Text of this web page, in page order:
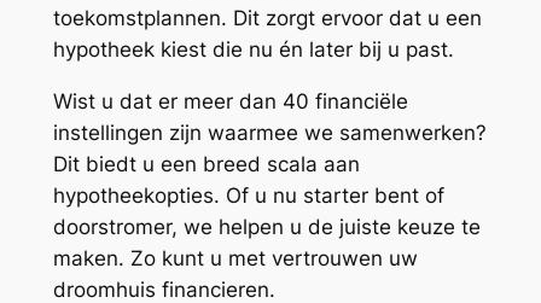
toekomstplannen. Dit zorgt ervoor dat u een
hypotheek kiest die nu én later bij u past.
Wist u dat er meer dan 40 financiële
instellingen zijn waarmee we samenwerken?
Dit biedt u een breed scala aan
hypotheekopties. Of u nu starter bent of
doorstromer, we helpen u de juiste keuze te
maken. Zo kunt u met vertrouwen uw
droomhuis financieren.